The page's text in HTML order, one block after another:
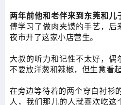
两年前他和老伴来到东莞和儿
傅学习了做肉夹馍的手艺，后
夜市开了这家小店营生。
大叔的听力和记性不太好，偶
不要放洋葱和辣椒，但生意看
在旁边等待着的两个穿白衬衫
人，我们那儿的人就喜欢吃这